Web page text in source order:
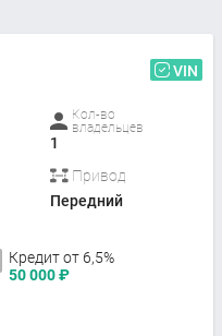
VIN
Кол-во
владельцев
1
Привод
Передний
Кредит от 6,5%
50 000₽